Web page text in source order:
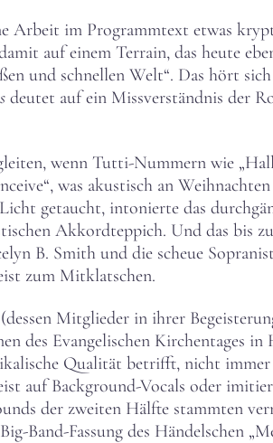
Arbeit im Programmtext etwas
auf einem Terrain, das heute
und schnellen Welt“. Das hört
deutet auf ein Missverständnis der
wenn Tutti-Nummern wie
was akustisch an
getaucht, intonierte das
Akkordteppich. Und das bis
B. Smith und die scheue
zum Mitklatschen.
Mitglieder in ihrer
des Evangelischen Kirchentages
Qualität betrifft, nicht
auf Background-Vocals oder
der zweiten Hälfte stammten
Band-Fassung des Händelschen